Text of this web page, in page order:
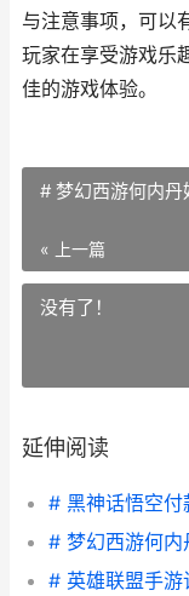
与注意事项，可以
玩家在享受游戏乐
佳的游戏体验。
# 梦幻西游何内丹
« 上一篇
没有了！
延伸阅读
# 黑神话悟空付
# 梦幻西游何内
# 英雄联盟手游